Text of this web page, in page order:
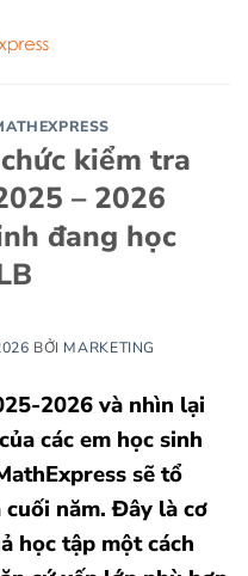
kiểm tra
– 2026
đang học
BỞI MARKETING
2026 và nhìn lại
các em học sinh
sẽ tổ
năm. Đây là cơ
học tập một cách